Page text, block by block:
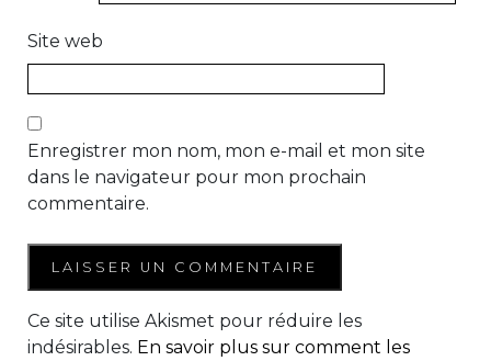
Site web
Enregistrer mon nom, mon e-mail et mon site
dans le navigateur pour mon prochain
commentaire.
Ce site utilise Akismet pour réduire les
indésirables. En savoir plus sur comment les